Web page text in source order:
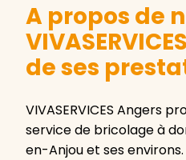
A propos de
de ses
VIVASERVICES Angers
service de bricolage à
en-Anjou et ses